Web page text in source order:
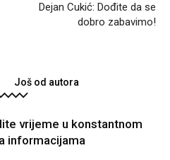
Dejan Cukić: Dođite da se
dobro zabavimo!
Još od autora
vrijeme u konstantnom
informacijama